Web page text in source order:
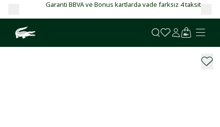
Garanti BBVA ve Bonus kartlarda vade farksız 4 taksit!